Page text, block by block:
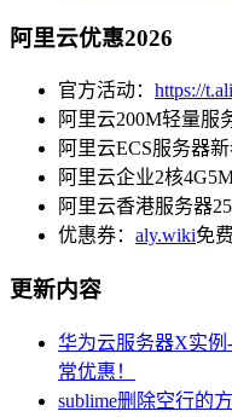
阿里云优惠2026
官方活动： https://
阿里云200M轻量服
阿里云ECS服务器
阿里云企业2核
阿里云香港服务器
优惠券： aly.wiki免
更新内容
华为云服务器X实例
常优惠！
sublime删除空行的